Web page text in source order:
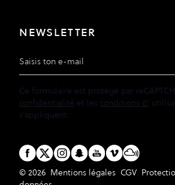
NEWSLETTER
Adresse e-mail
Ce formulaire est protégé par
confidentialité et les conditions d'
s'appliquent.
© 2026 Mentions légales CGV